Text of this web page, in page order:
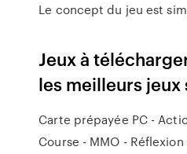
Le concept du jeu est
Jeux à
les meilleurs jeux
Carte prépayée PC -
Course - MMO - Réflexion